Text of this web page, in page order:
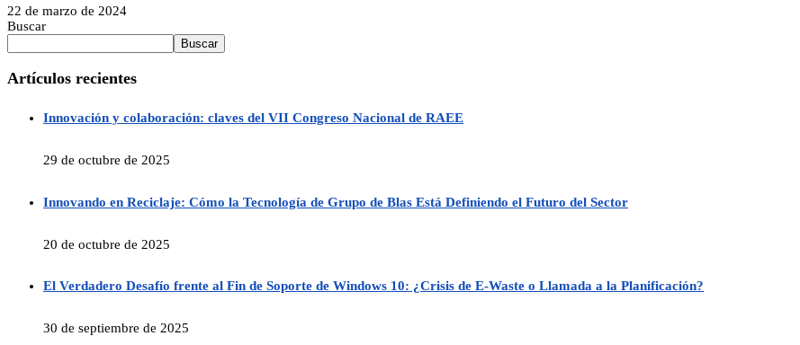
22 de marzo de 2024
Buscar
Buscar
Artículos recientes
Innovación y colaboración: claves del VII Congreso Nacional de RAEE
29 de octubre de 2025
Innovando en Reciclaje: Cómo la Tecnología de Grupo de Blas Está Definiendo el Futuro del Sector
20 de octubre de 2025
El Verdadero Desafío frente al Fin de Soporte de Windows 10: ¿Crisis de E-Waste o Llamada a la Planificación?
30 de septiembre de 2025